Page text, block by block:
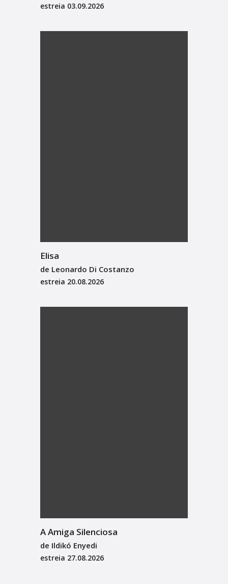
estreia 03.09.2026
Elisa
de Leonardo Di Costanzo
estreia 20.08.2026
A Amiga Silenciosa
de Ildikó Enyedi
estreia 27.08.2026